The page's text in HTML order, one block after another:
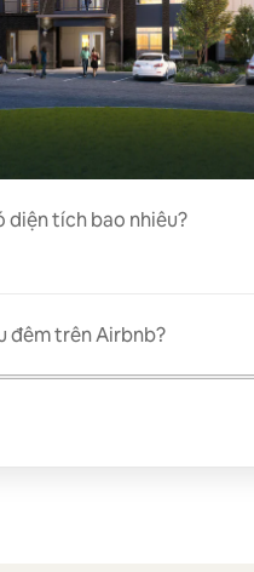
diện tích bao nhiêu?
đêm trên Airbnb?